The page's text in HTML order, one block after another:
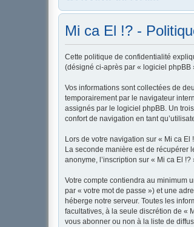
Mi ca El !? -
Cette politique de confidentialité
(désigné ci-après par « logiciel phpBB
Vos informations sont collectées de
temporairement par le navigateur
assignés par le logiciel phpBB. Un
confort de navigation en tant
Lors de votre navigation sur « Mi ca
La seconde manière est de récupérer
anonyme, l’inscription sur « Mi ca El
Votre compte contiendra au minimum
par « votre mot de passe ») et une
héberge notre serveur. Toutes les
facultatives, à la seule discrétion de «
vous abonner ou non à la liste de